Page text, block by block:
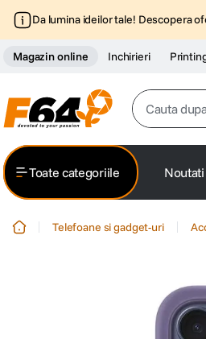
Da lumina ideilor tale! Descopera
Magazin online Inchirieri
Cauta dupa
.
Toate categoriile Noutati
Telefoane si gadget-uri